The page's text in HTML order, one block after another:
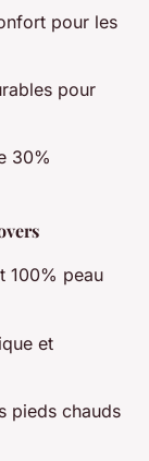
pour les
pour
30%
100% peau
et
pieds chauds